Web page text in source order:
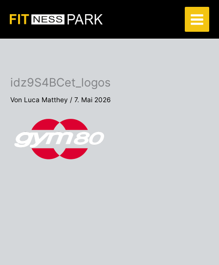
Inhalt
springen
idz9S4BCet_logos
Von Luca Matthey /7. Mai 2026